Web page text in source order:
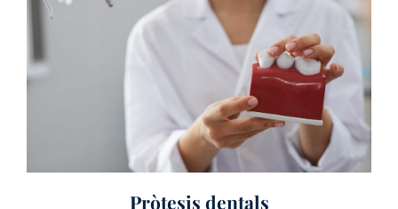
Pròtesis dentals